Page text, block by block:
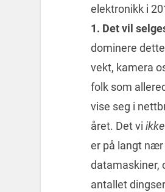
elektronikk i
1. Det vil
dominere
vekt, kamera
folk som
vise seg i
året. Det vi ikke
er på langt
datamaskiner,
antallet